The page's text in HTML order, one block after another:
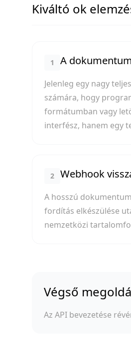
Kiváltó ok
1 A
Jelenleg egy nagy
számára, hogy
formátumban vagy
interfész, hanem egy
2 Webhook
A hosszú
fordítás elkészülése
nemzetközi
Végső
Az API bevezetése